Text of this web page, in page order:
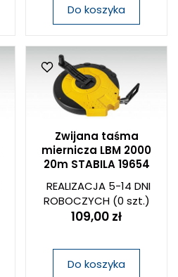
Do koszyka
Zwijana taśma
miernicza LBM 2000
20m STABILA 19654
REALIZACJA 5-14 DNI
ROBOCZYCH(0 szt.)
109,00 zł
Do koszyka